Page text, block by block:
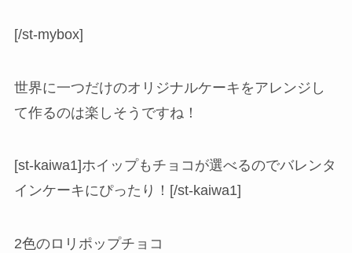
[/st-mybox]
世界に一つだけのオリジナルケーキをアレンジし
て作るのは楽しそうですね！
[st-kaiwa1]ホイップもチョコが選べるのでバレンタ
インケーキにぴったり！[/st-kaiwa1]
2色のロリポップチョコ